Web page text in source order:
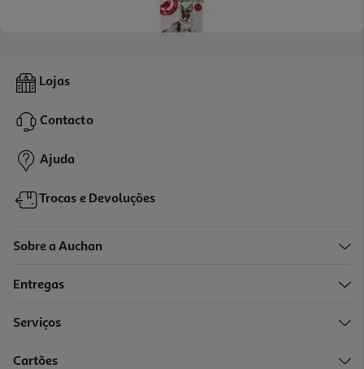
Ração Para Cão Auchan Alta Energia Com Arroz E Cordeiro 4kg
9,29 €
Lojas
Contacto
Ajuda
Trocas e Devoluções
Sobre a Auchan
Entregas
Serviços
Cartões